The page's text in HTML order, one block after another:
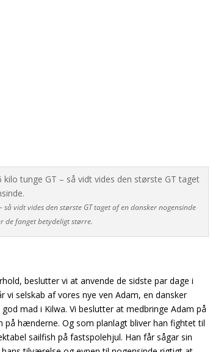
vidt vides den største GT taget af en dansker nogensinde
de fanget betydeligt større.
beslutter vi at anvende de sidste par dage i
vi selskab af vores nye ven Adam, en dansker
mad i Kilwa. Vi beslutter at medbringe Adam på
hænderne. Og som planlagt bliver han fightet til
sailfish på fastspolehjul. Han får sågar sin